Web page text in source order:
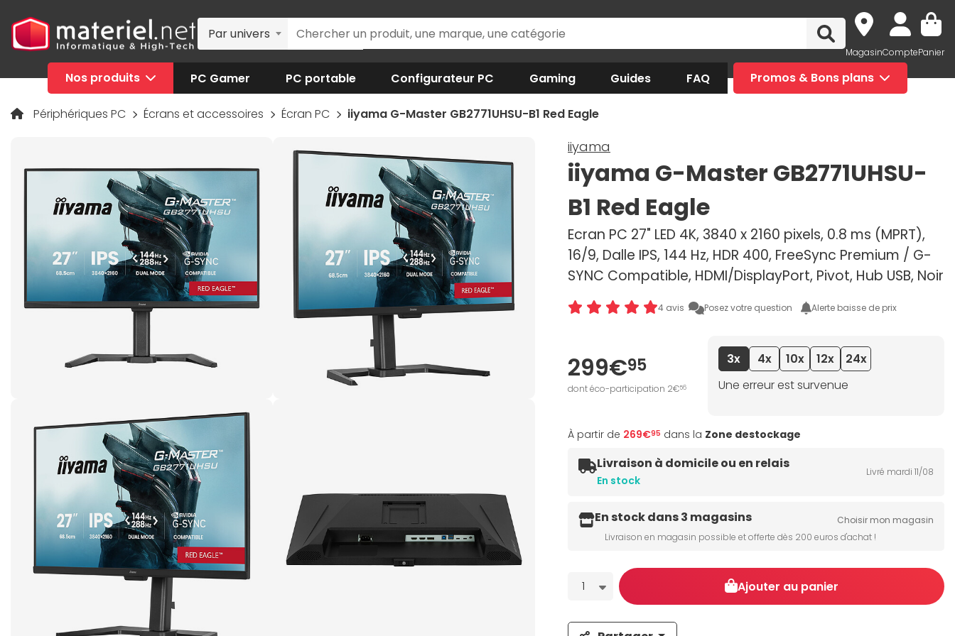
Par univers
MagasinComptePanier
Nos produits PC Gamer PC portable Configurateur PC Gaming Guides FAQ Promos & Bons plans
Périphériques PC Écrans et accessoires Écran PC iiyama G-Master GB2771UHSU-B1 Red Eagle
iiyama
iiyama G-Master GB2771UHSU-
B1 Red Eagle
Ecran PC 27" LED 4K, 3840 x 2160 pixels, 0.8 ms (MPRT),
16/9, Dalle IPS, 144 Hz, HDR 400, FreeSync Premium / G-
SYNC Compatible, HDMI/DisplayPort, Pivot, Hub USB, Noir
4 avis Posez votre question Alerte baisse de prix
299€95
dont éco-participation 2€56
3x 4x 10x 12x
24x
Une erreur est survenue
À partir de 269€95 dans la Zone destockage
Livraison à domicile ou en relais
En stock
Livré mardi 11/08
En stock dans 3 magasins
Choisir mon magasin
Livraison en magasin possible et offerte dès 200 euros d'achat !
Quantité
1 Ajouter au panier